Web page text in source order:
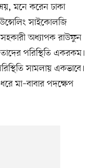
মনে করেন ঢাকা
সাইকোলজি
সহকারী অধ্যাপক রাউফুন
পরিস্থিতি একরকম।
সামলায় একভাবে।
মা–বাবার পদক্ষেপ